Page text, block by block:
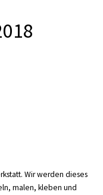
Wir werden dieses
malen, kleben und